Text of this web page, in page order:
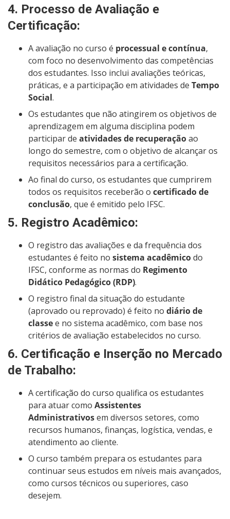
4. Processo de Avaliação e
Certificação:
A avaliação no curso é processual e contínua,
com foco no desenvolvimento das competências
dos estudantes. Isso inclui avaliações teóricas,
práticas, e a participação em atividades de Tempo
Social.
Os estudantes que não atingirem os objetivos de
aprendizagem em alguma disciplina podem
participar de atividades de recuperaçãoao
longo do semestre, com o objetivo de alcançar os
requisitos necessários para a certificação.
Ao final do curso, os estudantes que cumprirem
todos os requisitos receberão o certificado de
conclusão, que é emitido pelo IFSC.
5. Registro Acadêmico:
O registro das avaliações e da frequência dos
estudantes é feito no sistema acadêmicodo
IFSC, conforme as normas do Regimento
Didático Pedagógico (RDP).
O registro final da situação do estudante
(aprovado ou reprovado) é feito no diário de
classee no sistema acadêmico, com base nos
critérios de avaliação estabelecidos no curso.
6. Certificação e Inserção no Mercado
de Trabalho:
A certificação do curso qualifica os estudantes
para atuar como Assistentes
Administrativosem diversos setores, como
recursos humanos, finanças, logística, vendas, e
atendimento ao cliente.
O curso também prepara os estudantes para
continuar seus estudos em níveis mais avançados,
como cursos técnicos ou superiores, caso
desejem.